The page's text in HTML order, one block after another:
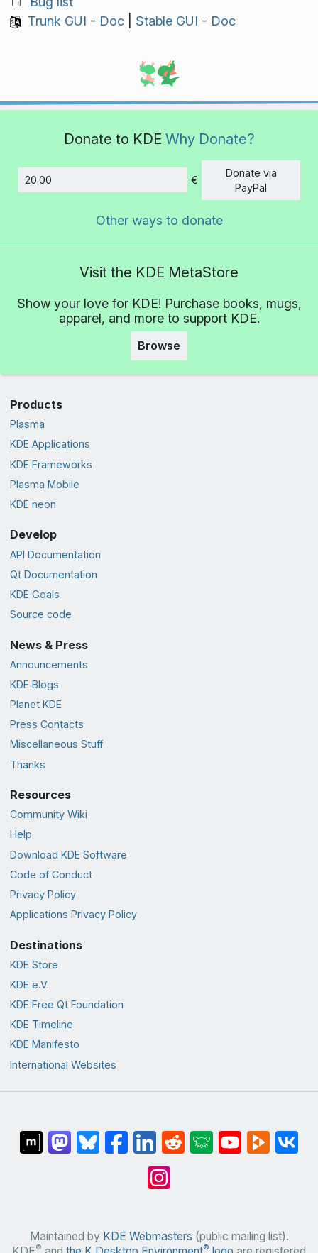
Trunk GUI - Doc| Stable GUI - Doc
Donate to KDE Why Donate?
Amount
€
Donate via
PayPal
Other ways to donate
Visit the KDE MetaStore
Show your love for KDE! Purchase books, mugs,
apparel, and more to support KDE.
Browse
Products
Plasma
KDE Applications
KDE Frameworks
Plasma Mobile
KDE neon
Develop
API Documentation
Qt Documentation
KDE Goals
Source code
News & Press
Announcements
KDE Blogs
Planet KDE
Press Contacts
Miscellaneous Stuff
Thanks
Resources
Community Wiki
Help
Download KDE Software
Code of Conduct
Privacy Policy
Applications Privacy Policy
Destinations
KDE Store
KDE e.V.
KDE Free Qt Foundation
KDE Timeline
KDE Manifesto
International Websites
Maintained by KDE Webmasters (public mailing list).
® ®